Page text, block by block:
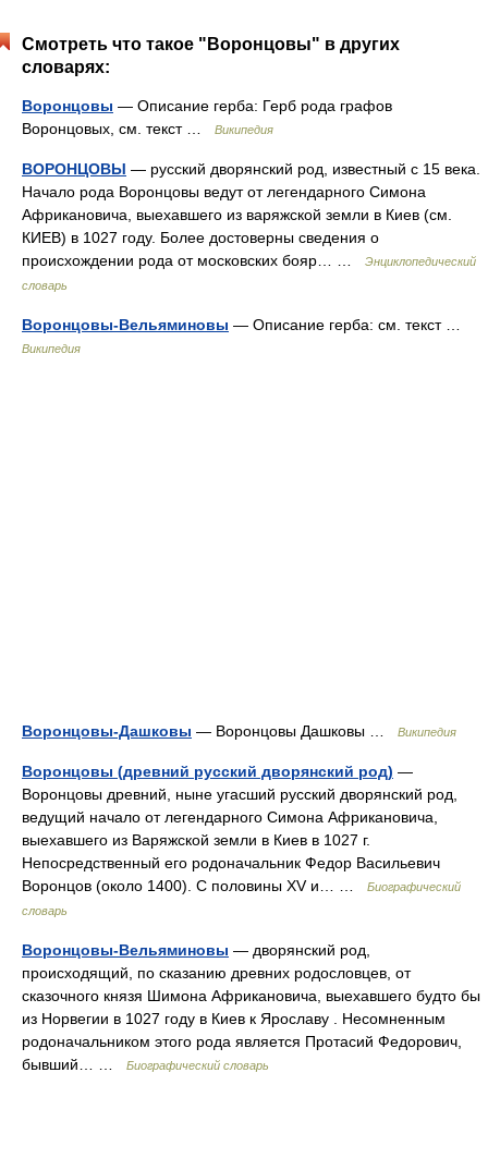
Смотреть что такое "Воронцовы" в других
словарях:
Воронцовы — Описание герба: Герб рода графов
Воронцовых, см. текст …
Википедия
ВОРОНЦОВЫ — русский дворянский род, известный с 15 века.
Начало рода Воронцовы ведут от легендарного Симона
Африкановича, выехавшего из варяжской земли в Киев (см.
КИЕВ) в 1027 году. Более достоверны сведения о
происхождении рода от московских бояр… …
Энциклопедический
словарь
Воронцовы-Вельяминовы — Описание герба: см. текст …
Википедия
Воронцовы-Дашковы — Воронцовы Дашковы … Википедия
Воронцовы (древний русский дворянский род) —
Воронцовы древний, ныне угасший русский дворянский род,
ведущий начало от легендарного Симона Африкановича,
выехавшего из Варяжской земли в Киев в 1027 г.
Непосредственный его родоначальник Федор Васильевич
Воронцов (около 1400). С половины XV и… …
Биографический
словарь
Воронцовы-Вельяминовы — дворянский род,
происходящий, по сказанию древних родословцев, от
сказочного князя Шимона Африкановича, выехавшего будто бы
из Норвегии в 1027 году в Киев к Ярославу . Несомненным
родоначальником этого рода является Протасий Федорович,
бывший… …
Биографический словарь